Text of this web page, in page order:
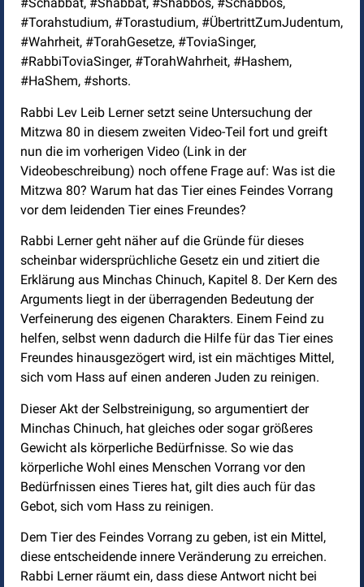
#Schabbat, #Shabbat, #Shabbos, #Schabbos,
#Torahstudium, #Torastudium, #ÜbertrittZumJudentum,
#Wahrheit, #TorahGesetze, #ToviaSinger,
#RabbiToviaSinger, #TorahWahrheit, #Hashem,
#HaShem, #shorts.
Rabbi Lev Leib Lerner setzt seine Untersuchung der
Mitzwa 80 in diesem zweiten Video-Teil fort und greift
nun die im vorherigen Video (Link in der
Videobeschreibung) noch offene Frage auf: Was ist die
Mitzwa 80? Warum hat das Tier eines Feindes Vorrang
vor dem leidenden Tier eines Freundes?
Rabbi Lerner geht näher auf die Gründe für dieses
scheinbar widersprüchliche Gesetz ein und zitiert die
Erklärung aus Minchas Chinuch, Kapitel 8. Der Kern des
Arguments liegt in der überragenden Bedeutung der
Verfeinerung des eigenen Charakters. Einem Feind zu
helfen, selbst wenn dadurch die Hilfe für das Tier eines
Freundes hinausgezögert wird, ist ein mächtiges Mittel,
sich vom Hass auf einen anderen Juden zu reinigen.
Dieser Akt der Selbstreinigung, so argumentiert der
Minchas Chinuch, hat gleiches oder sogar größeres
Gewicht als körperliche Bedürfnisse. So wie das
körperliche Wohl eines Menschen Vorrang vor den
Bedürfnissen eines Tieres hat, gilt dies auch für das
Gebot, sich vom Hass zu reinigen.
Dem Tier des Feindes Vorrang zu geben, ist ein Mittel,
diese entscheidende innere Veränderung zu erreichen.
Rabbi Lerner räumt ein, dass diese Antwort nicht bei